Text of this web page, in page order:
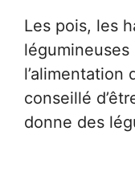
Les pois, les
l’alimentation
conseillé
donne des